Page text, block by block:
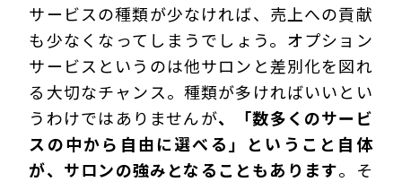
サービスの種類が少なければ、売上への貢献
も少なくなってしまうでしょう。オプション
サービスというのは他サロンと差別化を図れ
る大切なチャンス。種類が多ければいいとい
うわけではありませんが、「数多くのサービ
スの中から自由に選べる」ということ自体
が、サロンの強みとなることもあります。そ